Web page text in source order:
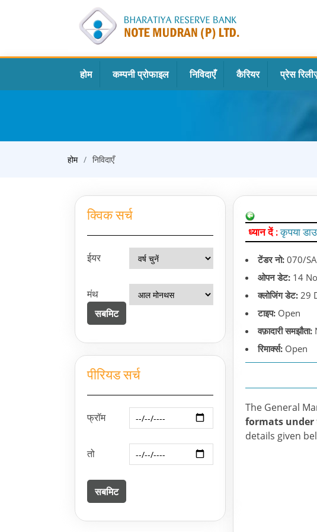
होम कम्पनी प्रोफाइल निविदाएँ कैरियर प्रेस
होम निविदाएँ
क्विक सर्च
ईयर
मंथ
पीरियड सर्च
फ्रॉम
तो
ध्यान दें :कृपया
टेंडर नो: 070/
ओपन डेट: 14
क्लोजिंग डेट: 29
टाइप: Open
वफ़ादारी समझौता:
रिमार्क्स: Open
The General
formats under
details given